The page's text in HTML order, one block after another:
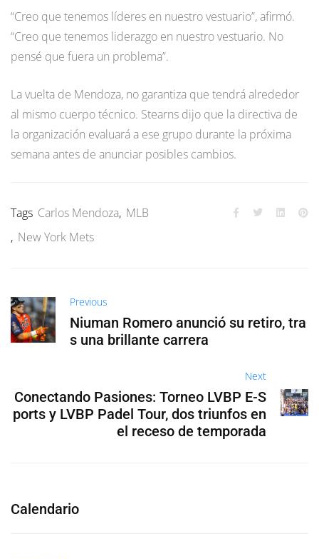
“Creo que tenemos líderes en nuestro vestuario”, afirmó.
“Creo que tenemos liderazgo en nuestro vestuario. No
pensé que fuera un problema”.
La vuelta de Mendoza, no garantiza que tendrá alrededor
al mismo cuerpo técnico. Stearns dijo que la directiva de
la organización evaluará a ese grupo durante la próxima
semana antes de anunciar posibles cambios.
Tags Carlos Mendoza, MLB
, New York Mets
Previous
Niuman Romero anunció su retiro, tra
s una brillante carrera
Next
Conectando Pasiones: Torneo LVBP E-S
ports y LVBP Padel Tour, dos triunfos en
el receso de temporada
Calendario